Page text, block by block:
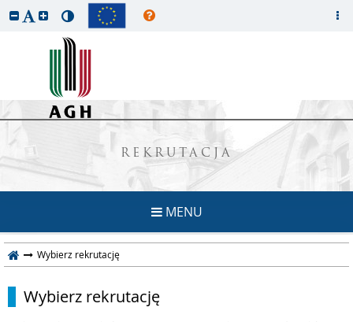
REKRUTACJA
MENU
Wybierz rekrutację
Wybierz rekrutację